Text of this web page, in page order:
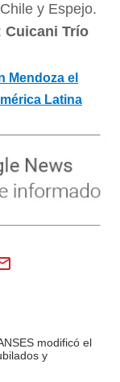
y Espejo.
Cuicani Trío
Mendoza el
Latina
modificó el
y